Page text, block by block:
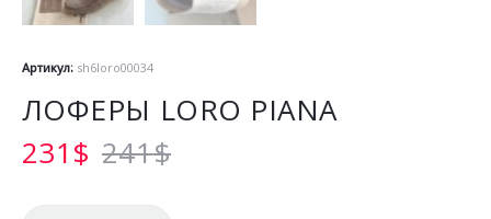
Артикул: sh6loro00034
ЛОФЕРЫ LORO PIANA
241$
231$